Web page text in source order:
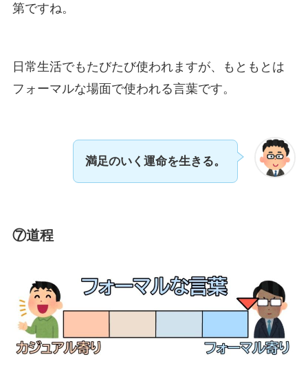
第ですね。
日常生活でもたびたび使われますが、もともとは
フォーマルな場面で使われる言葉です。
満足のいく運命を生きる。
⑦道程